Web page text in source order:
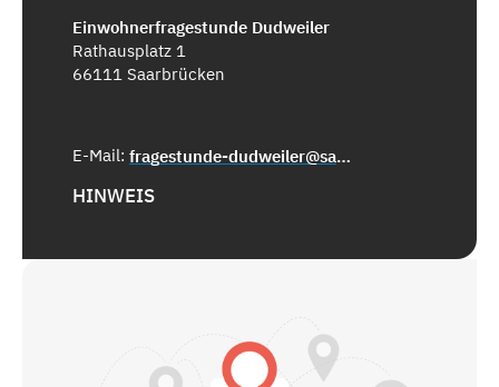
Einwohnerfragestunde Dudweiler
Rathausplatz 1
66111 Saarbrücken
E-Mail: fragestunde-dudweiler@saarbruecken.de
HINWEIS